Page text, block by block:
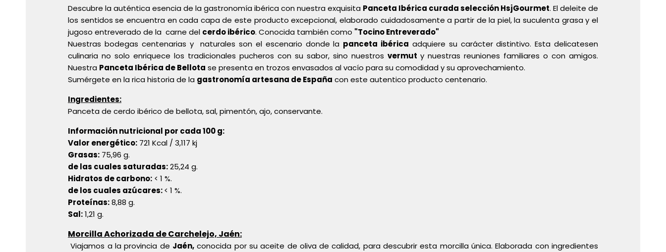
Descubre la auténtica esencia de la gastronomía ibérica con nuestra exquisita Panceta Ibérica curada selección HsjGourmet. El deleite de
los sentidos se encuentra en cada capa de este producto excepcional, elaborado cuidadosamente a partir de la piel, la suculenta grasa y el
jugoso entreverado de la carne del cerdo ibérico. Conocida también como "Tocino Entreverado"
Nuestras bodegas centenarias y
naturales son el escenario donde la panceta ibérica adquiere su carácter distintivo. Esta delicatesen
culinaria no solo enriquece los tradicionales pucheros con su sabor, sino nuestros vermut y nuestras reuniones familiares o con amigos.
Nuestra Panceta Ibérica de Bellota se presenta en trozos envasados al vacío para su comodidad y su aprovechamiento.
Sumérgete en la rica historia de la gastronomía artesana de España con este autentico producto centenario.
Ingredientes:
Panceta de cerdo ibérico de bellota, sal, pimentón, ajo, conservante.
Información nutricional por cada 100 g:
Valor energético: 721 Kcal / 3,117 kj
Grasas: 75,96 g.
de las cuales saturadas:25,24 g.
Hidratos de carbono: < 1 %.
de los cuales azúcares:< 1 %.
Proteínas:8,88 g.
Sal:1,21 g.
Morcilla Achorizada de Carchelejo, Jaén:
Viajamos a la provincia de Jaén,conocida por su aceite de oliva de calidad, para descubrir esta morcilla única. Elaborada con ingredientes